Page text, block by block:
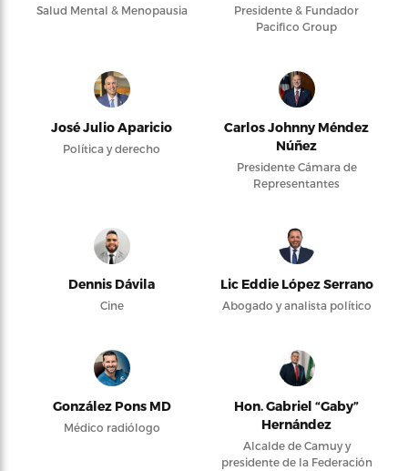
Salud Mental & Menopausia
Presidente & Fundador
Pacifico Group
José Julio Aparicio
Política y derecho
Carlos Johnny Méndez
Núñez
Presidente Cámara de
Representantes
Dennis Dávila
Cine
Lic Eddie López Serrano
Abogado y analista político
González Pons MD
Médico radiólogo
Hon. Gabriel “Gaby”
Hernández
Alcalde de Camuy y
presidente de la Federación